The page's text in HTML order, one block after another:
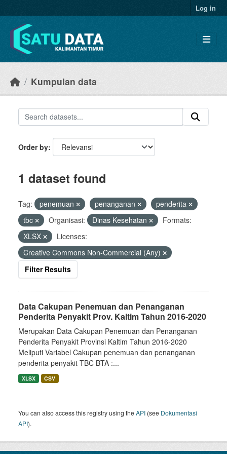
Log in
Kumpulan data
Order by
1 dataset found
Tag: penemuan penanganan
penderita
tbc
Organisasi: Dinas Kesehatan
Formats:
XLSX
Licenses:
Creative Commons Non-Commercial (Any)
Filter Results
Data Cakupan Penemuan dan Penanganan
Penderita Penyakit Prov. Kaltim Tahun 2016-2020
Merupakan Data Cakupan Penemuan dan Penanganan
Penderita Penyakit Provinsi Kaltim Tahun 2016-2020
Meliputi Variabel Cakupan penemuan dan penanganan
penderita penyakit TBC BTA :...
XLSX CSV
You can also access this registry using theAPI (see Dokumentasi
API).